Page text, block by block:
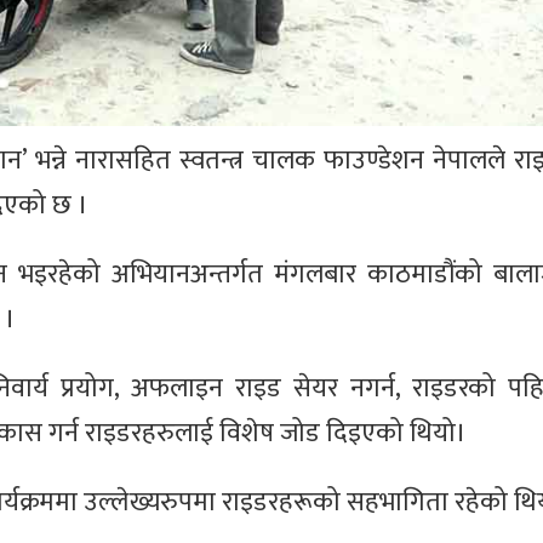
भन्ने नारासहित स्वतन्त्र चालक फाउण्डेशन नेपालले
छ ।
भइरहेको अभियानअन्तर्गत मंगलबार काठमाडौंको
प्रयोग, अफलाइन राइड सेयर नगर्न, राइडरको
गर्न राइडरहरुलाई विशेष जोड दिइएको थियो।
उल्लेख्यरुपमा राइडरहरूको सहभागिता रहेको